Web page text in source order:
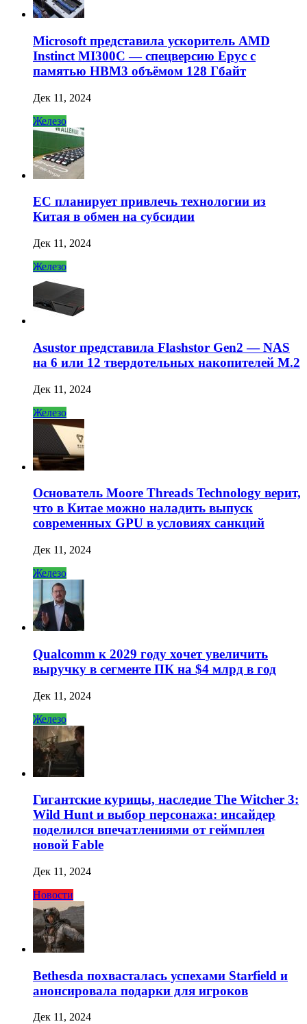
Microsoft представила ускоритель AMD
Instinct MI300C — спецверсию Epyc с
памятью HBM3 объёмом 128 Гбайт
Дек 11, 2024
Железо
ЕС планирует привлечь технологии из
Китая в обмен на субсидии
Дек 11, 2024
Железо
Asustor представила Flashstor Gen2 — NAS
на 6 или 12 твердотельных накопителей M.2
Дек 11, 2024
Железо
Основатель Moore Threads Technology верит,
что в Китае можно наладить выпуск
современных GPU в условиях санкций
Дек 11, 2024
Железо
Qualcomm к 2029 году хочет увеличить
выручку в сегменте ПК на $4 млрд в год
Дек 11, 2024
Железо
Гигантские курицы, наследие The Witcher 3:
Wild Hunt и выбор персонажа: инсайдер
поделился впечатлениями от геймплея
новой Fable
Дек 11, 2024
Новости
Bethesda похвасталась успехами Starfield и
анонсировала подарки для игроков
Дек 11, 2024